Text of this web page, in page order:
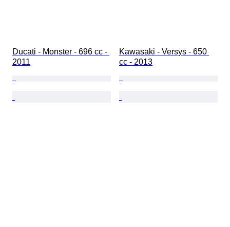
Ducati - Monster - 696 cc -
2011
Kawasaki - Versys - 650
cc - 2013